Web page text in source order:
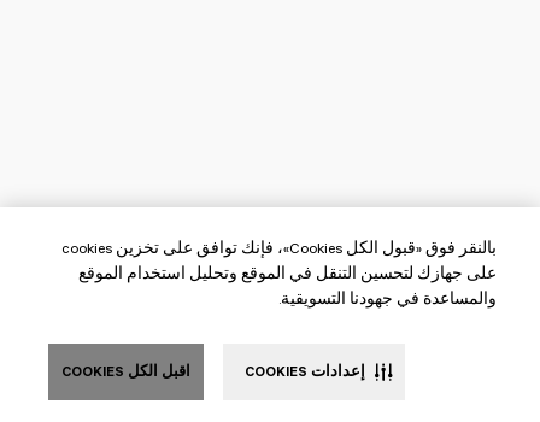
بالنقر فوق «قبول الكل Cookies»، فإنك توافق على تخزين cookies
على جهازك لتحسين التنقل في الموقع وتحليل استخدام الموقع
والمساعدة في جهودنا التسويقية.
اقبل الكل COOKIES إعدادات COOKIES